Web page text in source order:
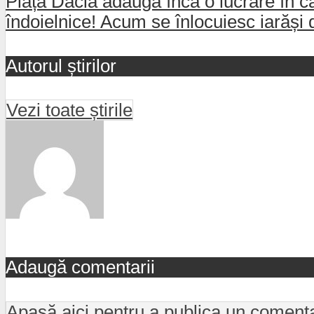
îndoielnice! Acum se înlocuiesc iarăși
Autorul știrilor
Vezi toate știrile
Adaugă comentarii